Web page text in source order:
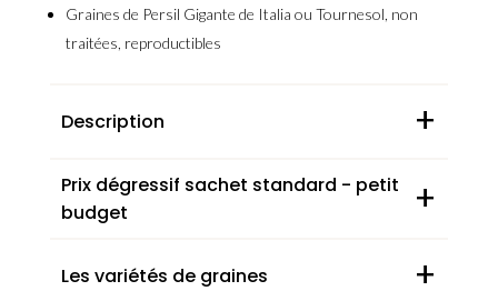
Graines de Persil Gigante de Italia ou Tournesol, non
traitées, reproductibles
Description +
Prix dégressif sachet standard - petit
budget
+
Les variétés de graines +